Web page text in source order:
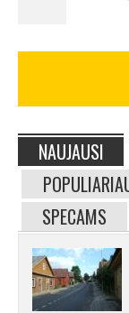
NAUJAUSI
SPECAMS